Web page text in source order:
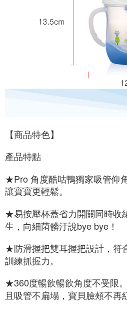
【商品特色】
產品特點
★Pro 角度酷咕鴨獨家吸管仰
讓寶寶更輕鬆。
★易按壓杯蓋省力開關同時收
生，向細菌髒汙說bye bye！
★防滑握把雙耳握把設計，符
訓練抓握力。
★360度暢飲暢飲角度不受限
且吸管不扁塌，寶貝臉頰不再